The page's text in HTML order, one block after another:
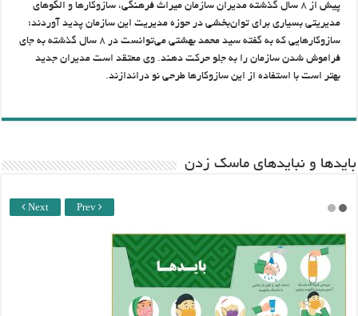
پیش از ۸ سال گذشته مدیران سازمان میراث فرهنگی، سازوکارها و الگوهای
مدیریتی بسیاری برای توان‌بخشی در حوزه مدیریت این سازمان پدید آوردند؛
سازوکارهایی که به گفته سید محمد بهشتی می‌توانست در ۸ سال گذشته به جای
فراموش شدن سازمان را به جلو حرکت دهند. وی معتقد است مدیران جدید
بهتر است با استفاده از این سازوکارها طرحی نو دراندازند.
باید‌ها و نبایدهای ماسک زدن
Next Prev